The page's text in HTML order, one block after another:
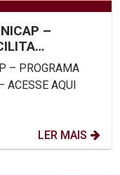
–
– PROGRAMA
ACESSE AQUI
LER MAIS